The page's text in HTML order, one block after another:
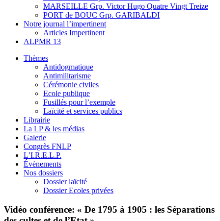
MARSEILLE Grp. Victor Hugo Quatre Vingt Treize
PORT de BOUC Grp. GARIBALDI
Notre journal l’impertinent
Articles Impertinent
ALPMR 13
Thèmes
Antidogmatique
Antimilitarisme
Cérémonie civiles
Ecole publique
Fusillés pour l’exemple
Laïcité et services publics
Librairie
La LP & les médias
Galerie
Congrès FNLP
L’I.R.E.L.P.
Évènements
Nos dossiers
Dossier laïcité
Dossier Ecoles privées
Vidéo conférence: « De 1795 à 1905 : les Séparations